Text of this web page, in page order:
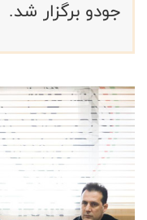
جودو برگزار شد.